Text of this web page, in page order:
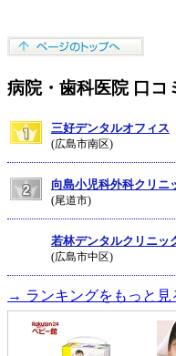
病院・歯科医院 口コ
三好デンタルオフィス
(広島市南区)
向島小児科外科クリニ
(尾道市)
若林デンタルクリニッ
(広島市中区)
→ ランキングをもっと見